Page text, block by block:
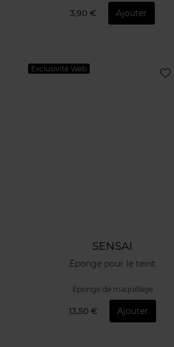
3,90 € Ajouter
Exclusivité Web
SENSAI
Éponge pour le teint
Éponge de maquillage
13,50 € Ajouter